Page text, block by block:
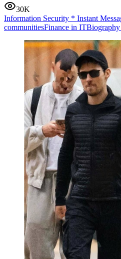
30K
Information Security * Instant
communitiesFinance in IT